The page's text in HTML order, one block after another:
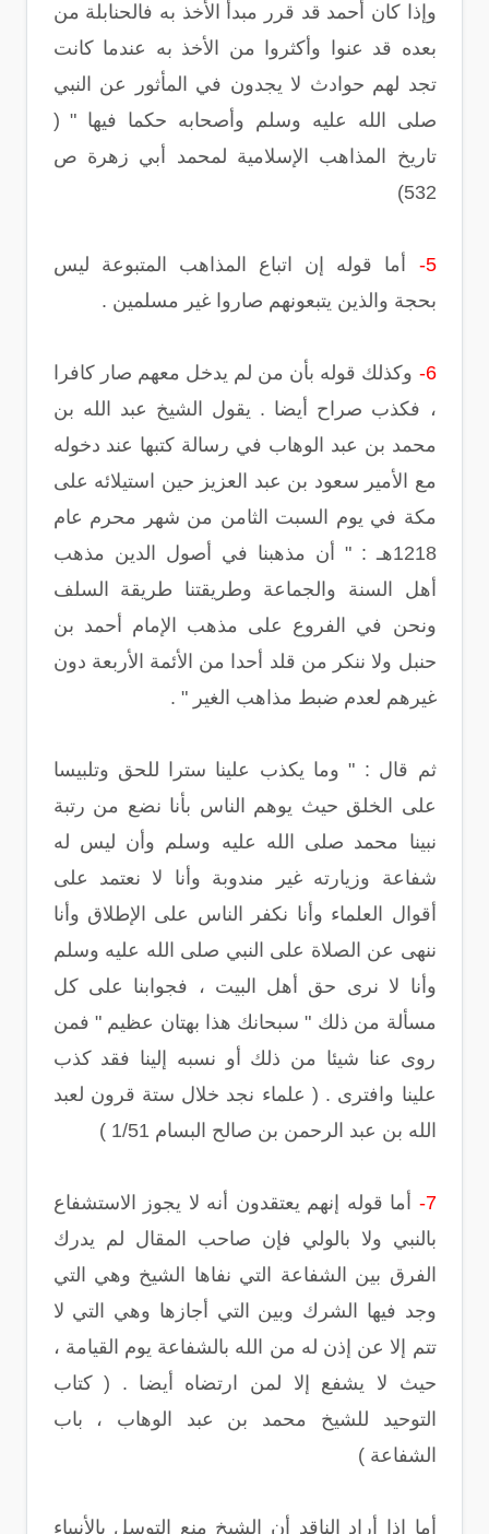
وإذا كان أحمد قد قرر مبدأ الأخذ به فالحنابلة من
بعده قد عنوا وأكثروا من الأخذ به عندما كانت
تجد لهم حوادث لا يجدون في المأثور عن النبي
صلى الله عليه وسلم وأصحابه حكما فيها " (
تاريخ المذاهب الإسلامية لمحمد أبي زهرة ص
532)
5-
أما قوله إن اتباع المذاهب المتبوعة ليس
بحجة والذين يتبعونهم صاروا غير مسلمين .
6-
وكذلك قوله بأن من لم يدخل معهم صار كافرا
، فكذب صراح أيضا . يقول الشيخ عبد الله بن
محمد بن عبد الوهاب في رسالة كتبها عند دخوله
مع الأمير سعود بن عبد العزيز حين استيلائه على
مكة في يوم السبت الثامن من شهر محرم عام
1218هـ : " أن مذهبنا في أصول الدين مذهب
أهل السنة والجماعة وطريقتنا طريقة السلف
ونحن في الفروع على مذهب الإمام أحمد بن
حنبل ولا ننكر من قلد أحدا من الأئمة الأربعة دون
غيرهم لعدم ضبط مذاهب الغير " .
ثم قال : " وما يكذب علينا سترا للحق وتلبيسا
على الخلق حيث يوهم الناس بأنا نضع من رتبة
نبينا محمد صلى الله عليه وسلم وأن ليس له
شفاعة وزيارته غير مندوبة وأنا لا نعتمد على
أقوال العلماء وأنا نكفر الناس على الإطلاق وأنا
ننهى عن الصلاة على النبي صلى الله عليه وسلم
وأنا لا نرى حق أهل البيت ، فجوابنا على كل
مسألة من ذلك " سبحانك هذا بهتان عظيم " فمن
روى عنا شيئا من ذلك أو نسبه إلينا فقد كذب
علينا وافترى . ( علماء نجد خلال ستة قرون لعبد
الله بن عبد الرحمن بن صالح البسام 1/51 )
7-
أما قوله إنهم يعتقدون أنه لا يجوز الاستشفاع
بالنبي ولا بالولي فإن صاحب المقال لم يدرك
الفرق بين الشفاعة التي نفاها الشيخ وهي التي
وجد فيها الشرك وبين التي أجازها وهي التي لا
تتم إلا عن إذن له من الله بالشفاعة يوم القيامة ،
حيث لا يشفع إلا لمن ارتضاه أيضا . ( كتاب
التوحيد للشيخ محمد بن عبد الوهاب ، باب
الشفاعة )
أما إذا أراد الناقد أن الشيخ منع التوسل بالأنبياء